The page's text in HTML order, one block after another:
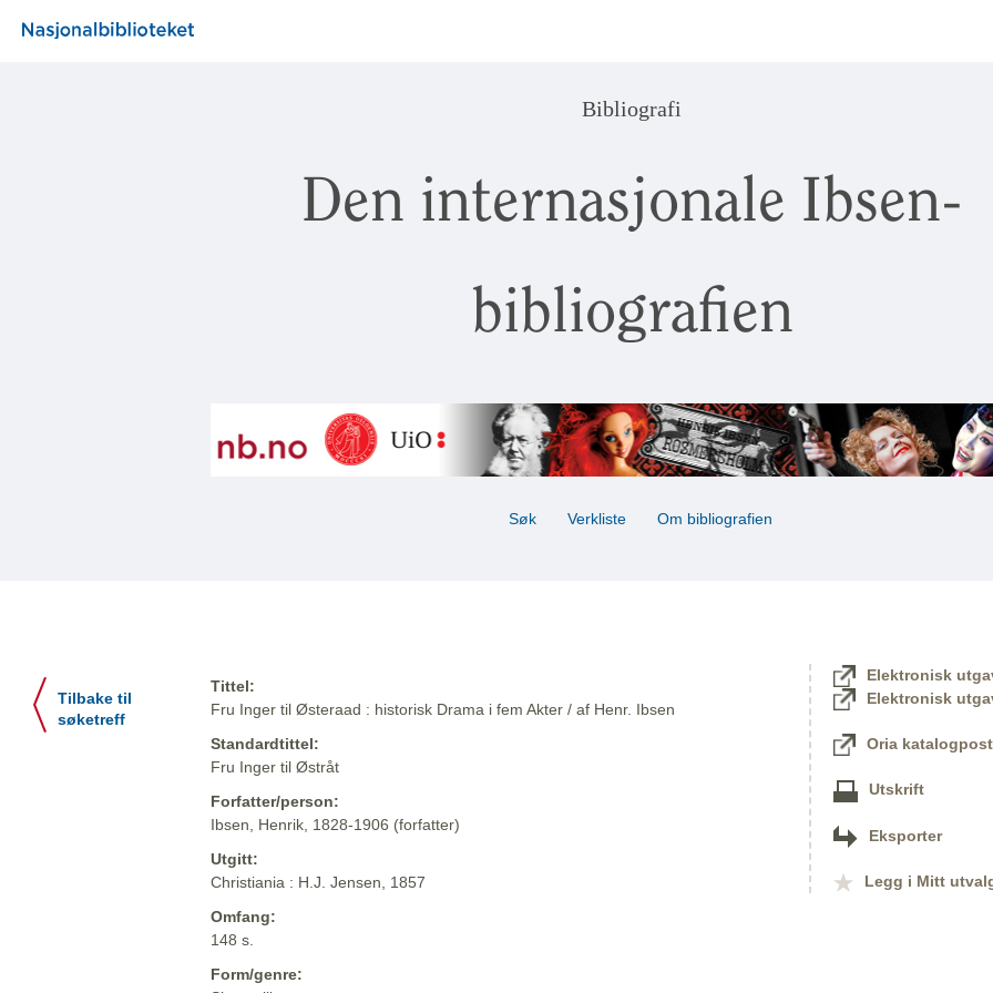
Bibliografi
Den internasjonale Ibsen-
bibliografien
Søk Verkliste Om bibliografien
Tilbake til
søketreff
Tittel:
Fru Inger til Østeraad : historisk Drama i fem Akter / af Henr. Ibsen
Standardtittel:
Fru Inger til Østråt
Forfatter/person:
Ibsen, Henrik, 1828-1906 (forfatter)
Utgitt:
Christiania : H.J. Jensen, 1857
Omfang:
148 s.
Form/genre:
Elektronisk
Elektronisk
Oria katalogpost
Utskrift
Eksporter
Legg i Mitt